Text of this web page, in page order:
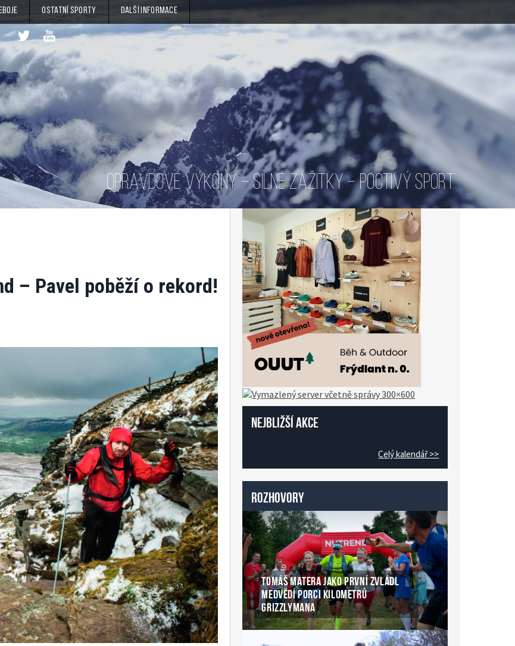
Ostatní sporty Další informace
OPRAVDOVÉ VÝKONY – SILNÉ ZÁŽITKY – POCTIVÝ SPORT
– Pavel poběží o rekord!
Nejbližší akce
Celý kalendář >>
Rozhovory
TOMÁŠ MATERA JAKO PRVNÍ ZVLÁDL
MEDVĚDÍ PORCI KILOMETRŮ
GRIZZLYMANA